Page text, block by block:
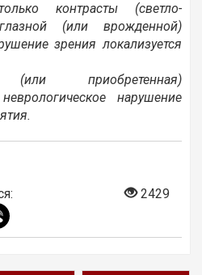
контрасты (светло-
(или врожденной)
зрения локализуется
(или приобретенная)
нарушение
2429